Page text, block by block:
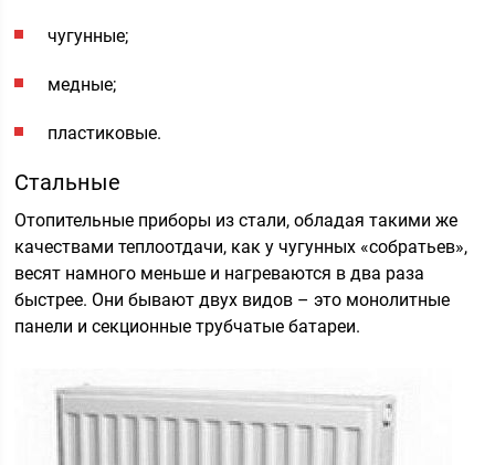
чугунные;
медные;
пластиковые.
Стальные
Отопительные приборы из стали, обладая такими же
качествами теплоотдачи, как у чугунных «собратьев»,
весят намного меньше и нагреваются в два раза
быстрее. Они бывают двух видов – это монолитные
панели и секционные трубчатые батареи.